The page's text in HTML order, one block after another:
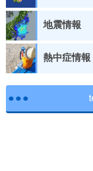
地震情報
熱中症情報